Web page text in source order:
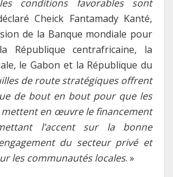
conditions favorables sont
Cheick Fantamady Kanté,
de la Banque mondiale pour
République centrafricaine, la
le Gabon et la République du
de route stratégiques offrent
de bout en bout pour que les
en œuvre le financement
l’accent sur la bonne
du secteur privé et
les communautés locales. »